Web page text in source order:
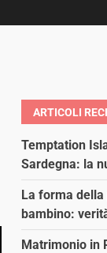
ARTICOLI
Temptation
Sardegna: la
La forma
bambino:
Matrimonio in